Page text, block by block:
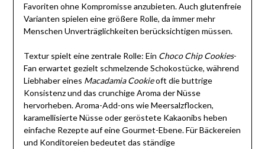
Favoriten ohne Kompromisse anzubieten. Auch glutenfreie
Varianten spielen eine größere Rolle, da immer mehr
Menschen Unverträglichkeiten berücksichtigen müssen.
Textur spielt eine zentrale Rolle: Ein Choco Chip Cookies-
Fan erwartet gezielt schmelzende Schokostücke, während
Liebhaber eines Macadamia Cookieoft die buttrige
Konsistenz und das crunchige Aroma der Nüsse
hervorheben. Aroma-Add-ons wie Meersalzflocken,
karamellisierte Nüsse oder geröstete Kakaonibs heben
einfache Rezepte auf eine Gourmet-Ebene. Für Bäckereien
und Konditoreien bedeutet das ständige